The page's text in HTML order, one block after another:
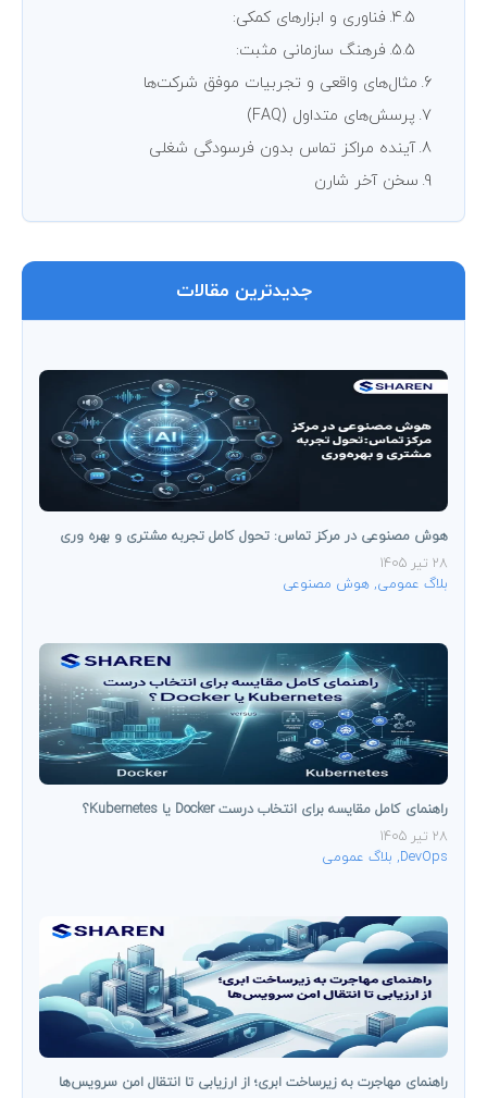
فناوری و ابزارهای کمکی:
فرهنگ سازمانی مثبت:
مثال‌های واقعی و تجربیات موفق شرکت‌ها
پرسش‌های متداول (FAQ)
آینده مراکز تماس بدون فرسودگی شغلی
سخن آخر شارن
جدیدترین مقالات
هوش مصنوعی در مرکز تماس: تحول کامل تجربه مشتری و بهره ‌وری
28 تیر 1405
بلاگ عمومی,هوش مصنوعی
راهنمای کامل مقایسه برای انتخاب درست Docker یا Kubernetes؟
28 تیر 1405
DevOps
, بلاگ عمومی
راهنمای مهاجرت به زیرساخت ابری؛ از ارزیابی تا انتقال امن سرویس‌ها